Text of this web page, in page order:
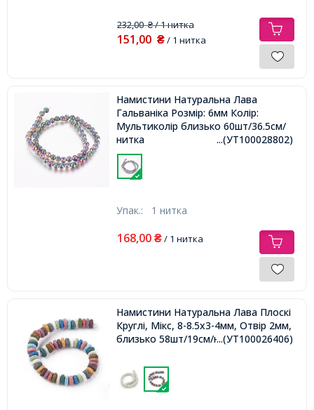
232,00₴/ 1 нитка
151,00 ₴/ 1 нитка
Намистини Натуральна Лава
Гальваніка Розмір: 6мм Колір:
Мультиколір близько 60шт/36.5см/
нитка
...(УТ100028802)
Упак.: 1 нитка
168,00 ₴/ 1 нитка
Намистини Натуральна Лава Плоскі
Круглі, Мікс, 8-8.5х3-4мм, Отвір 2мм,
близько 58шт/19см/нитка,...(УТ100026406)